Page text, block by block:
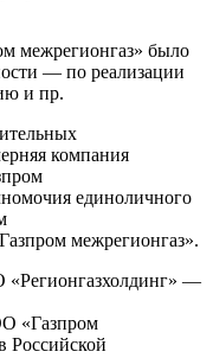
межрегионгаз» было
— по реализации
и пр.
компания
единоличного
межрегионгаз».
—
«Газпром
Российской